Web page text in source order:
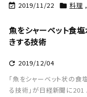
 2019/11/22  料理 ,
魚をシャーベット食
きする技術
 2019/12/04
「魚をシャーベット状の
る技術」が日経新聞に201